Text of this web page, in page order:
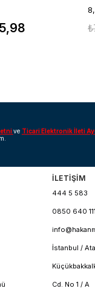
ve Ticari Elektronik İleti
İLETİŞİM
444 5 583
0850 640
İstanbul /
Cd. No 1 / A